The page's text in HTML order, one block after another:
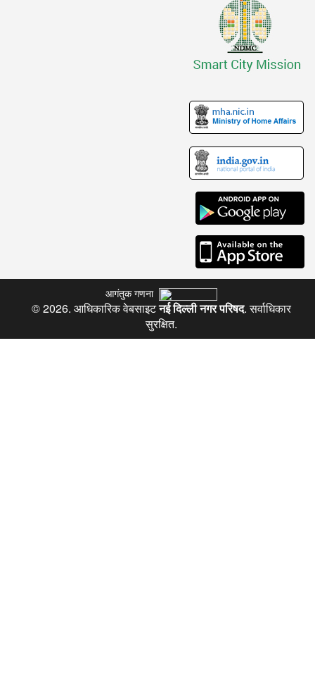
आगंतुक गणना
© 2026. आधिकारिक वेबसाइटनई दिल्ली नगर परिषद. सर्वाधिकार
सुरक्षित.